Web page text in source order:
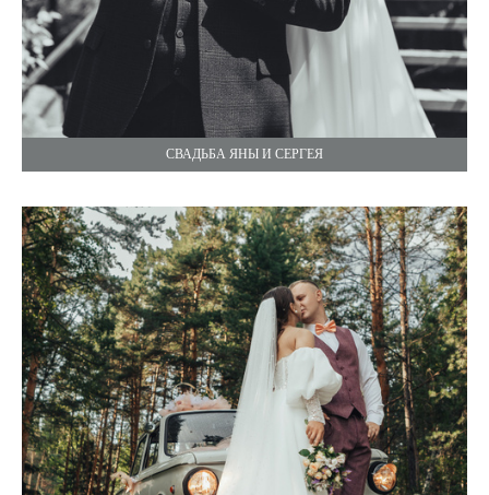
СВАДЬБА ЯНЫ И СЕРГЕЯ